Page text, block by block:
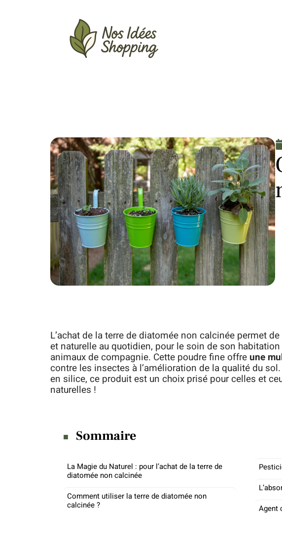
L’achat de la terre de diatomée non calcinée permet
et naturelle au quotidien, pour le soin de son
animaux de compagnie. Cette poudre fine offre une
contre les insectes à l’amélioration de la qualité du
en silice, ce produit est un choix prisé pour celles et
naturelles !
Sommaire
La Magie du Naturel : pour l’achat de la terre de
diatomée non calcinée
Comment utiliser la terre de diatomée non
calcinée ?
Agent